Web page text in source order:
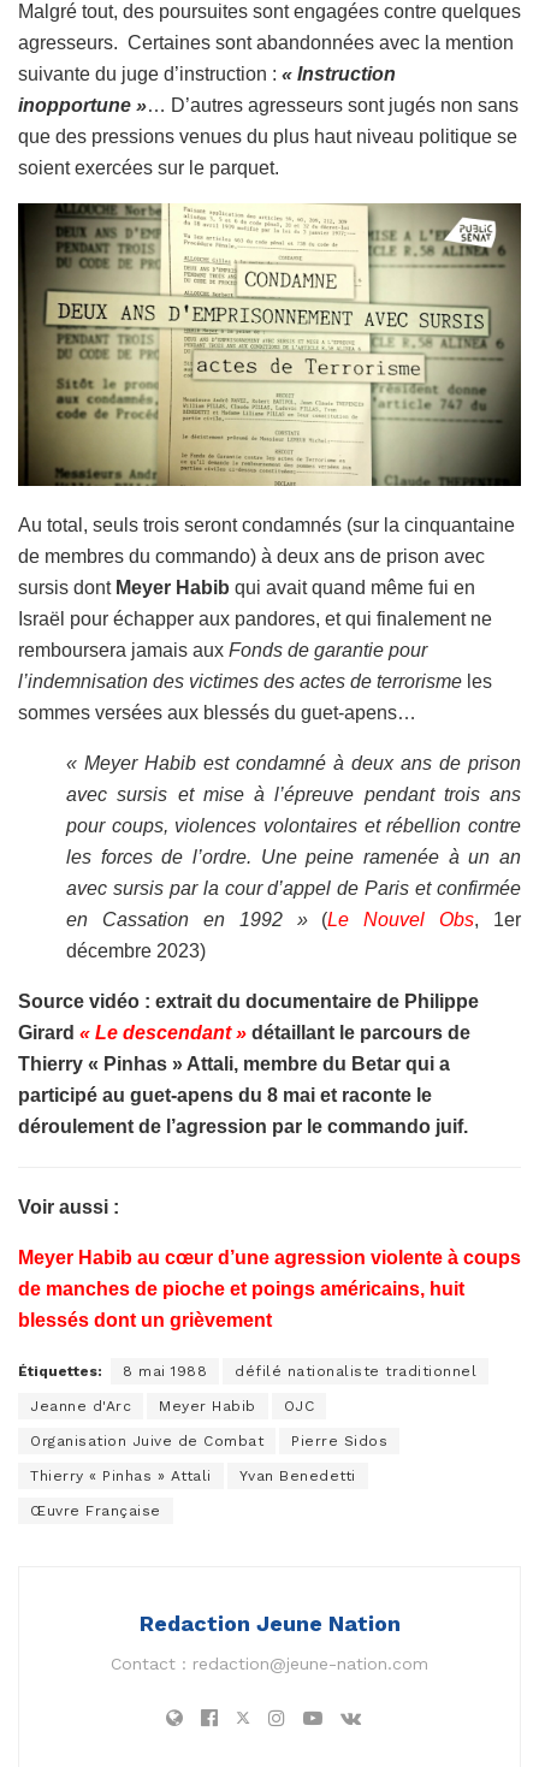
Malgré tout, des poursuites sont engagées contre quelques
agresseurs. Certaines sont abandonnées avec la mention
suivante du juge d’instruction : « Instruction
inopportune »… D’autres agresseurs sont jugés non sans
que des pressions venues du plus haut niveau politique se
soient exercées sur le parquet.
Au total, seuls trois seront condamnés (sur la cinquantaine
de membres du commando) à deux ans de prison avec
sursis dont Meyer Habib qui avait quand même fui en
Israël pour échapper aux pandores, et qui finalement ne
remboursera jamais aux Fonds de garantie pour
l’indemnisation des victimes des actes de terrorisme les
sommes versées aux blessés du guet-apens…
« Meyer Habib est condamné à deux ans de prison
avec sursis et mise à l’épreuve pendant trois ans
pour coups, violences volontaires et rébellion contre
les forces de l’ordre. Une peine ramenée à un an
avec sursis par la cour d’appel de Paris et confirmée
en Cassation en 1992 »(Le Nouvel Obs, 1er
décembre 2023)
Source vidéo : extrait du documentaire de Philippe
Girard « Le descendant » détaillant le parcours de
Thierry « Pinhas » Attali, membre du Betar qui a
participé au guet-apens du 8 mai et raconte le
déroulement de l’agression par le commando juif.
Voir aussi :
Meyer Habib au cœur d’une agression violente à coups
de manches de pioche et poings américains, huit
blessés dont un grièvement
Étiquettes: 8 mai 1988 défilé nationaliste traditionnel
Jeanne d'Arc Meyer Habib OJC
Organisation Juive de Combat Pierre Sidos
Thierry « Pinhas » Attali Yvan Benedetti
Œuvre Française
Redaction Jeune Nation
Contact : redaction@jeune-nation.com